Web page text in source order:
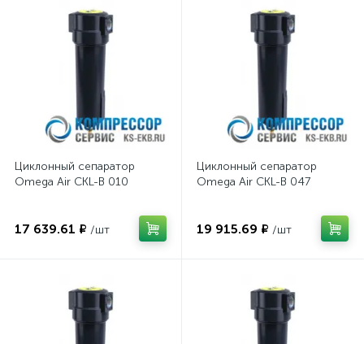
Циклонный сепаратор
Omega Air CKL-B 010
17 639.61 ₽ /шт
Циклонный сепаратор
Omega Air CKL-B 047
19 915.69 ₽ /шт